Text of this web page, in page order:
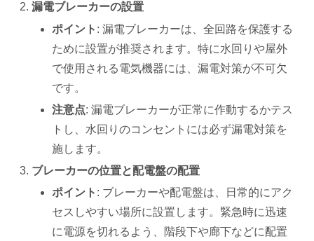
漏電ブレーカーの設置
ポイント : 漏電ブレーカーは、全回路を保護する
ために設置が推奨されます。特に水回りや屋外
で使用される電気機器には、漏電対策が不可欠
です。
注意点: 漏電ブレーカーが正常に作動するかテス
トし、水回りのコンセントには必ず漏電対策を
施します。
ブレーカーの位置と配電盤の配置
ポイント : ブレーカーや配電盤は、日常的にアク
セスしやすい場所に設置します。緊急時に迅速
に電源を切れるよう、階段下や廊下などに配置